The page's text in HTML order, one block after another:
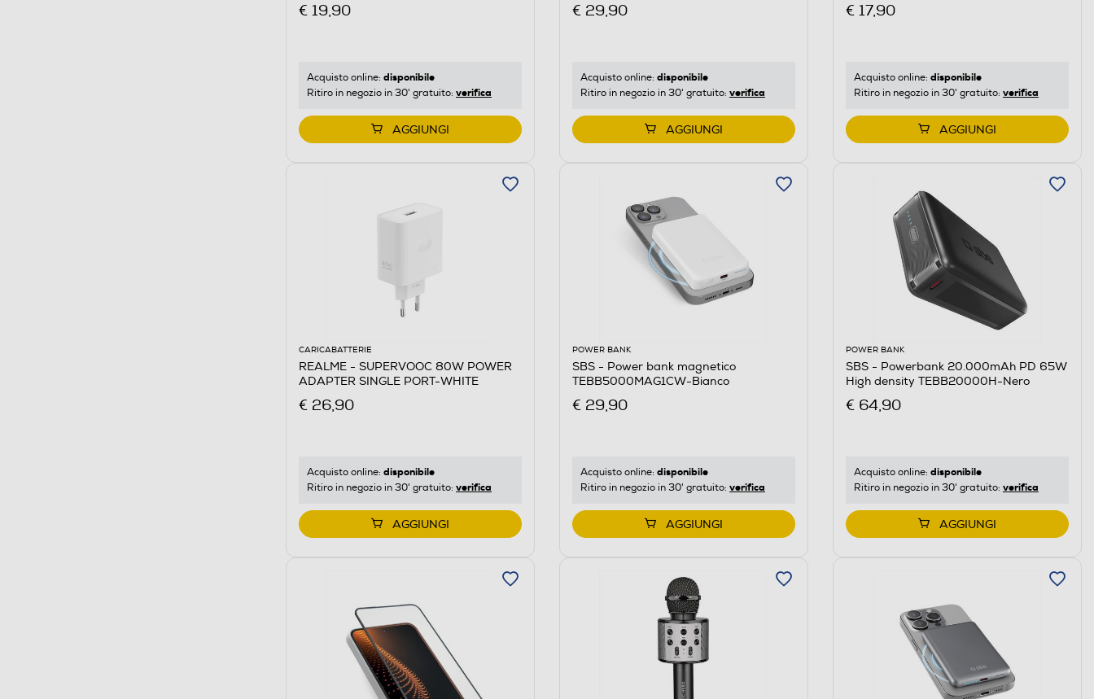
€ 19,90
Acquisto online: disponibile
Ritiro in negozio in 30' gratuito: verifica
AGGIUNGI
€ 29,90
Acquisto online: disponibile
Ritiro in negozio in 30' gratuito: verifica
AGGIUNGI
€ 17,90
Acquisto online: disponibile
Ritiro in negozio in 30' gratuito: verifica
AGGIUNGI
CARICABATTERIE
REALME - SUPERVOOC 80W POWER
ADAPTER SINGLE PORT-WHITE
€ 26,90
Acquisto online: disponibile
Ritiro in negozio in 30' gratuito: verifica
AGGIUNGI
POWER BANK
SBS - Power bank magnetico
TEBB5000MAG1CW-Bianco
€ 29,90
Acquisto online: disponibile
Ritiro in negozio in 30' gratuito: verifica
AGGIUNGI
POWER BANK
SBS - Powerbank 20.000mAh PD 65W
High density TEBB20000H-Nero
€ 64,90
Acquisto online: disponibile
Ritiro in negozio in 30' gratuito: verifica
AGGIUNGI